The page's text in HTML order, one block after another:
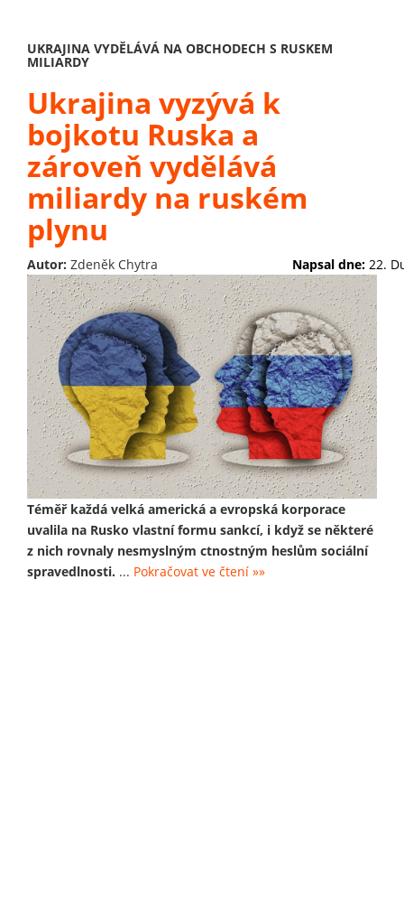
UKRAJINA VYDĚLÁVÁ NA OBCHODECH S RUSKEM
MILIARDY
Ukrajina vyzývá k
bojkotu Ruska a
zároveň vydělává
miliardy na ruském
plynu
Autor: Zdeněk Chytra Napsal dne: 22.
Téměř každá velká americká a evropská korporace
uvalila na Rusko vlastní formu sankcí, i když se některé
z nich rovnaly nesmyslným ctnostným heslům sociální
spravedlnosti. ... Pokračovat ve čtení »»